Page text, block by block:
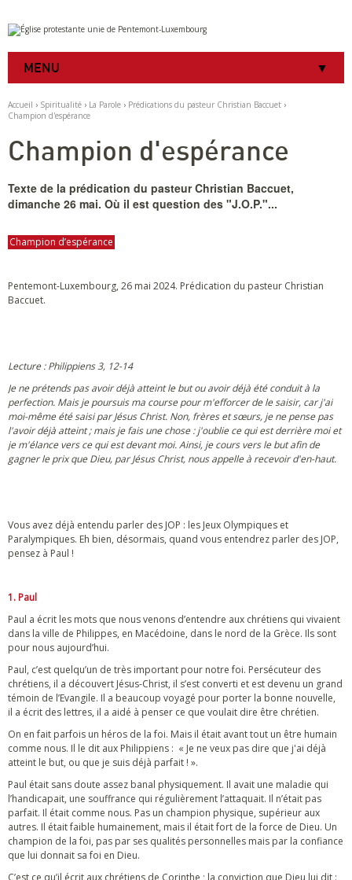
Aller
au
contenu.
à
navigation
Outils
personnels
MENU
Accueil › Spiritualité › La Parole › Prédications du pasteur Christian Baccuet ›
Champion d'espérance
Champion d'espérance
Texte de la prédication du pasteur Christian Baccuet,
dimanche 26 mai. Où il est question des "J.O.P."...
Champion d’espérance
Pentemont-Luxembourg, 26 mai 2024. Prédication du pasteur Christian
Baccuet.
Lecture : Philippiens 3, 12-14
Je ne prétends pas avoir déjà atteint le but ou avoir déjà été conduit à la
perfection. Mais je poursuis ma course pour m'efforcer de le saisir, car j'ai
moi-même été saisi par Jésus Christ. Non, frères et sœurs, je ne pense pas
l'avoir déjà atteint ; mais je fais une chose : j'oublie ce qui est derrière moi et
je m'élance vers ce qui est devant moi. Ainsi, je cours vers le but afin de
gagner le prix que Dieu, par Jésus Christ, nous appelle à recevoir d'en-haut.
Vous avez déjà entendu parler des JOP : les Jeux Olympiques et
Paralympiques. Eh bien, désormais, quand vous entendrez parler des JOP,
pensez à Paul !
1. Paul
Paul a écrit les mots que nous venons d’entendre aux chrétiens qui vivaient
dans la ville de Philippes, en Macédoine, dans le nord de la Grèce. Ils sont
pour nous aujourd’hui.
Paul, c’est quelqu’un de très important pour notre foi. Persécuteur des
chrétiens, il a découvert Jésus-Christ, il s’est converti et est devenu un grand
témoin de l’Evangile. Il a beaucoup voyagé pour porter la bonne nouvelle,
il a écrit des lettres, il a aidé à penser ce que voulait dire être chrétien.
On en fait parfois un héros de la foi. Mais il était avant tout un être humain
comme nous. Il le dit aux Philippiens : « Je ne veux pas dire que j'ai déjà
atteint le but, ou que je suis déjà parfait ! ».
Paul était sans doute assez banal physiquement. Il avait une maladie qui
l’handicapait, une souffrance qui régulièrement l’attaquait. Il n’était pas
parfait. Il était comme nous. Pas un champion physique, supérieur aux
autres. Il était faible humainement, mais il était fort de la force de Dieu. Un
champion de la foi, pas par ses qualités personnelles mais par la confiance
que lui donnait sa foi en Dieu.
C’est ce qu’il écrit aux chrétiens de Corinthe ; la conviction que Dieu lui dit :